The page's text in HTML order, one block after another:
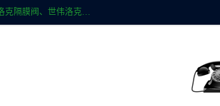
上海牧冶阀门有限公司是国内专业的世伟洛克（Swagelok）直接供应商咨询蔡工，主营世伟洛克球阀、世伟洛克针型阀、世伟洛克隔膜阀、世伟洛克旋塞阀、世伟洛克单向阀、世伟洛克接头、世伟洛克快速接头、世伟洛克卡套管、世伟洛克弯管器、世伟洛克工具等。